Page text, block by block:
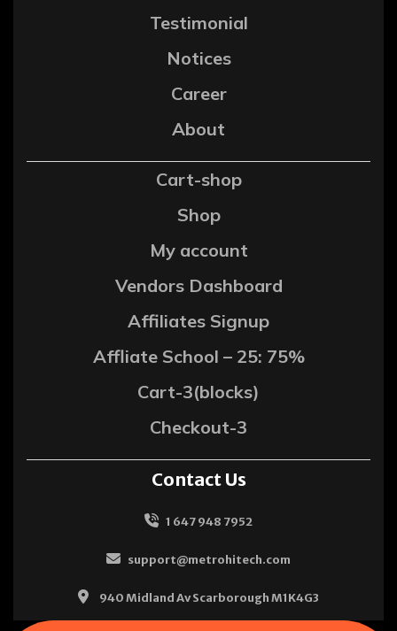
Testimonial
Notices
Career
About
Cart-shop
Shop
My account
Vendors Dashboard
Affiliates Signup
Affliate School – 25: 75%
Cart-3(blocks)
Checkout-3
Contact Us
1 647 948 7952
support@metrohitech.com
940 Midland Av Scarborough M1K4G3